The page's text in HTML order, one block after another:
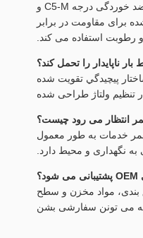
ترانسفورماتور از پوشش ضد خوردگی درجه C5-M و
برای مقاومت در برابر
رطوبت استفاده می کند.
پيچيدگي تقويت شده
تنظيم ولتاژ طراحی شده
عمر خدمات به طور معمول
بندی، مواد مخزن و سطح
می تونن سفارشی بشن